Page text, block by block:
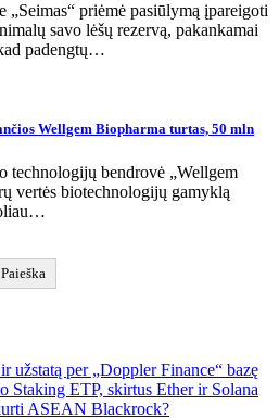
„Seimas“ priėmė pasiūlymą įpareigoti
savo lėšų rezervą, pakankamai
padengtų…
Wellgem Biopharma turtas, 50 mln
technologijų bendrovė „Wellgem
vertės biotechnologijų gamyklą
Paieška
užstatą per „Doppler Finance“ bazę
Staking ETP, skirtus Ether ir Solana
ASEAN Blackrock?